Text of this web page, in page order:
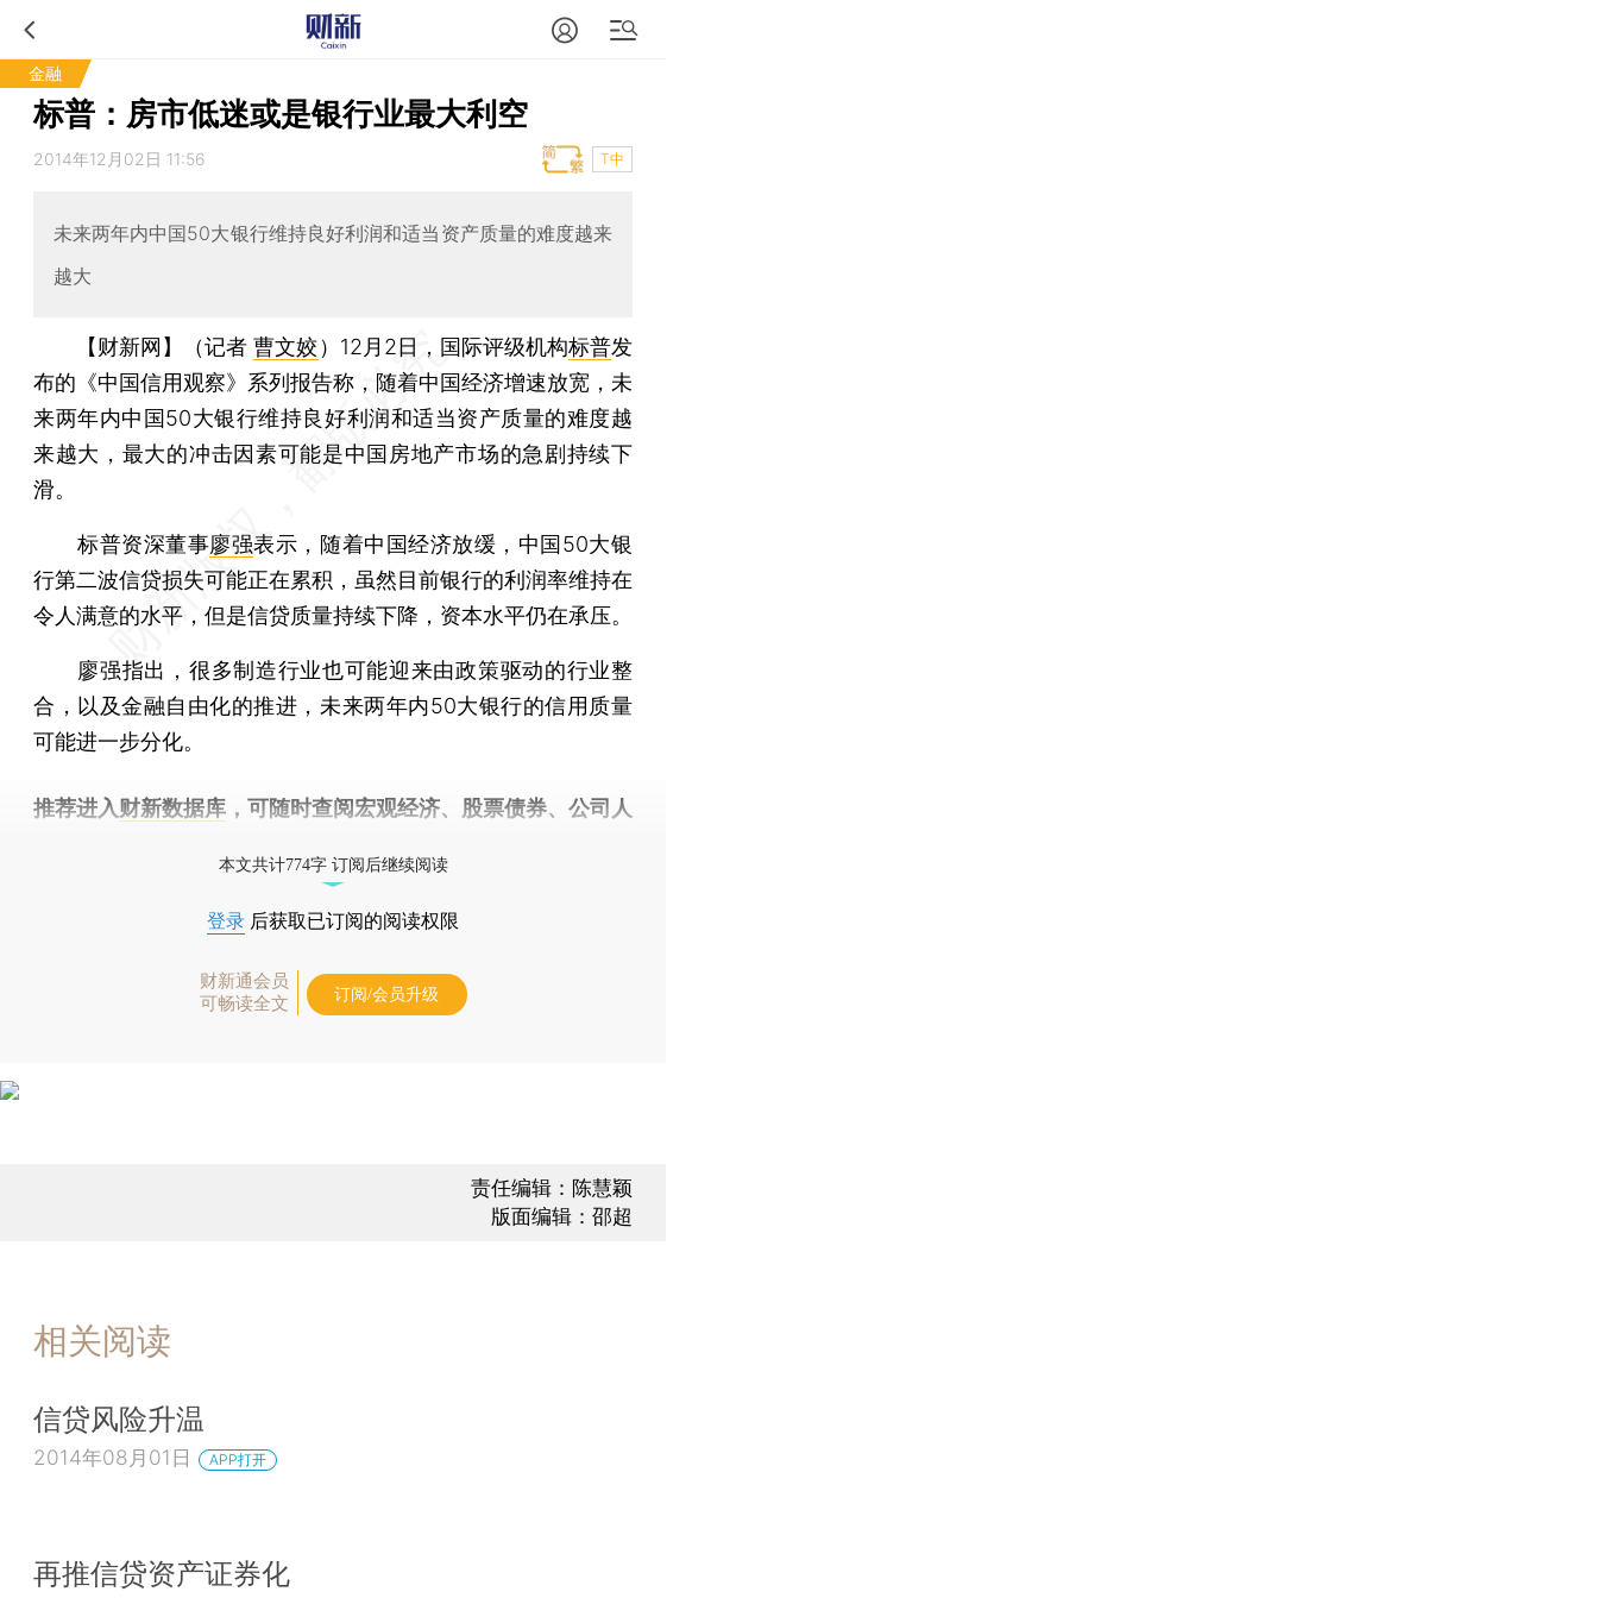
金融
标普：房市低迷或是银行业最大利空
2014年12月02日 11:56 T中
未来两年内中国50大银行维持良好利润和适当资产质量的难度越来
越大
【财新网】（记者曹文姣） 12月2日，国际评级机构标普发
布的《中国信用观察》系列报告称，随着中国经济增速放宽，未
来两年内中国50大银行维持良好利润和适当资产质量的难度越
来越大，最大的冲击因素可能是中国房地产市场的急剧持续下
滑。
标普资深董事廖强表示，随着中国经济放缓，中国50大银
行第二波信贷损失可能正在累积，虽然目前银行的利润率维持在
令人满意的水平，但是信贷质量持续下降，资本水平仍在承压。
廖强指出，很多制造行业也可能迎来由政策驱动的行业整
合，以及金融自由化的推进，未来两年内50大银行的信用质量
可能进一步分化。
推荐进入财新数据库 ，可随时查阅宏观经济、股票债券、公司人
本文共计774字 订阅后继续阅读
登录 后获取已订阅的阅读权限
财新通会员
可畅读全文
订阅/会员升级
责任编辑：陈慧颖
版面编辑：邵超
相关阅读
信贷风险升温
2014年08月01日 APP打开
再推信贷资产证券化